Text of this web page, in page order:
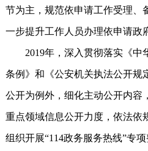
节为主，规范依申请工作受理、
一步提升工作人员办理依申请政
2019年，深入贯彻落实《中
条例》和《公安机关执法公开规
公开为例外，细化主动公开内容
重点领域信息公开力度，依法依
组织开展“114政务服务热线”专